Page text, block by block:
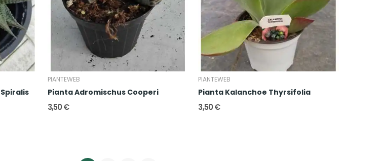
PIANTEWEB
Pianta Adromischus Cooperi
3,50 €
PIANTEWEB
Pianta Kalanchoe Thyrsifolia
3,50 €